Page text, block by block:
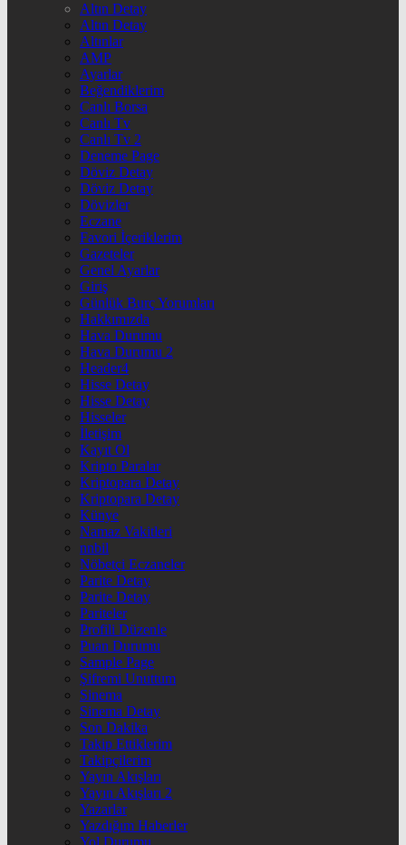
Altın Detay
Altın Detay
Altınlar
AMP
Ayarlar
Beğendiklerim
Canlı Borsa
Canlı Tv
Canlı Tv 2
Deneme Page
Döviz Detay
Döviz Detay
Dövizler
Eczane
Favori İçeriklerim
Gazeteler
Genel Ayarlar
Giriş
Günlük Burç Yorumları
Hakkımızda
Hava Durumu
Hava Durumu 2
Header4
Hisse Detay
Hisse Detay
Hisseler
İletişim
Kayıt Ol
Kripto Paralar
Kriptopara Detay
Kriptopara Detay
Künye
Namaz Vakitleri
nnbil
Nöbetçi Eczaneler
Parite Detay
Parite Detay
Pariteler
Profili Düzenle
Puan Durumu
Sample Page
Şifremi Unuttum
Sinema
Sinema Detay
Son Dakika
Takip Ettiklerim
Takipçilerim
Yayın Akışları
Yayın Akışları 2
Yazarlar
Yazdığım Haberler